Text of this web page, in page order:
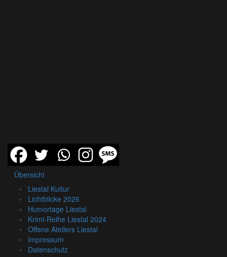
Übersicht
Liestal Kultur
Lichtblicke 2026
Humortage Liestal
Krimi-Reihe Liestal 2024
Offene Ateliers Liestal
Impressum
Datenschutz